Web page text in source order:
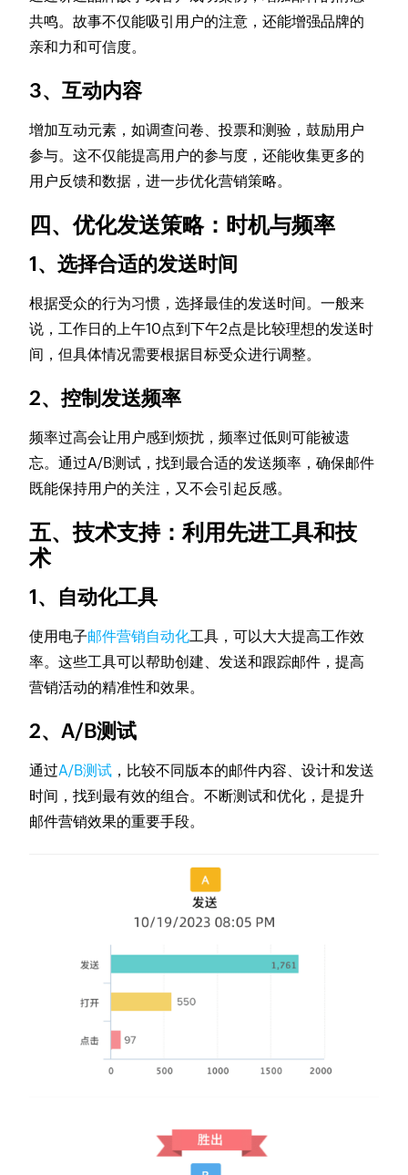
共鸣。故事不仅能吸引用户的注意，还能增强品牌的
亲和力和可信度。
3、互动内容
增加互动元素，如调查问卷、投票和测验，鼓励用户
参与。这不仅能提高用户的参与度，还能收集更多的
用户反馈和数据，进一步优化营销策略。
四、优化发送策略：时机与频率
1、选择合适的发送时间
根据受众的行为习惯，选择最佳的发送时间。一般来
说，工作日的上午10点到下午2点是比较理想的发送时
间，但具体情况需要根据目标受众进行调整。
2、控制发送频率
频率过高会让用户感到烦扰，频率过低则可能被遗
忘。通过A/B测试，找到最合适的发送频率，确保邮件
既能保持用户的关注，又不会引起反感。
五、技术支持：利用先进工具和技
术
1、自动化工具
使用电子邮件营销自动化工具，可以大大提高工作效
率。这些工具可以帮助创建、发送和跟踪邮件，提高
营销活动的精准性和效果。
2、A/B测试
通过A/B测试 ，比较不同版本的邮件内容、设计和发送
时间，找到最有效的组合。不断测试和优化，是提升
邮件营销效果的重要手段。